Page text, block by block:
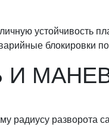
блокировки
И
радиусу разворота